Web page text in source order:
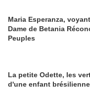
Maria Esperanza,
Dame de Betania
Peuples
La petite Odette, les
d'une enfant brésilienne